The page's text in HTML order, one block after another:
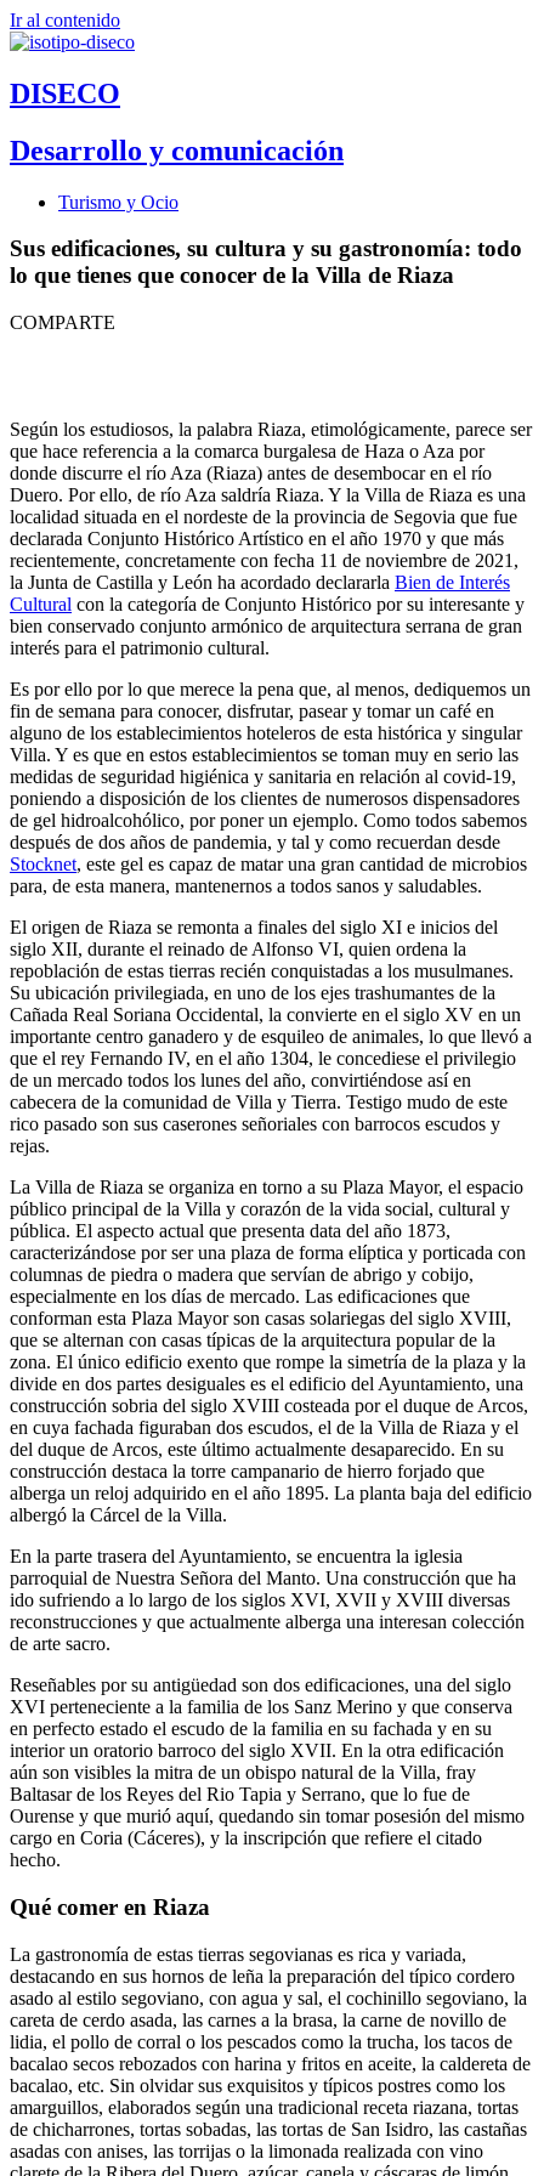
Ir al contenido
DISECO
Desarrollo y comunicación
Turismo y Ocio
Sus edificaciones, su cultura y su gastronomía: todo
lo que tienes que conocer de la Villa de Riaza
COMPARTE
Según los estudiosos, la palabra Riaza, etimológicamente, parece ser
que hace referencia a la comarca burgalesa de Haza o Aza por
donde discurre el río Aza (Riaza) antes de desembocar en el río
Duero. Por ello, de río Aza saldría Riaza. Y la Villa de Riaza es una
localidad situada en el nordeste de la provincia de Segovia que fue
declarada Conjunto Histórico Artístico en el año 1970 y que más
recientemente, concretamente con fecha 11 de noviembre de 2021,
la Junta de Castilla y León ha acordado declararla Bien de Interés
Cultural con la categoría de Conjunto Histórico por su interesante y
bien conservado conjunto armónico de arquitectura serrana de gran
interés para el patrimonio cultural.
Es por ello por lo que merece la pena que, al menos, dediquemos un
fin de semana para conocer, disfrutar, pasear y tomar un café en
alguno de los establecimientos hoteleros de esta histórica y singular
Villa. Y es que en estos establecimientos se toman muy en serio las
medidas de seguridad higiénica y sanitaria en relación al covid-19,
poniendo a disposición de los clientes de numerosos dispensadores
de gel hidroalcohólico, por poner un ejemplo. Como todos sabemos
después de dos años de pandemia, y tal y como recuerdan desde
Stocknet, este gel es capaz de matar una gran cantidad de microbios
para, de esta manera, mantenernos a todos sanos y saludables.
El origen de Riaza se remonta a finales del siglo XI e inicios del
siglo XII, durante el reinado de Alfonso VI, quien ordena la
repoblación de estas tierras recién conquistadas a los musulmanes.
Su ubicación privilegiada, en uno de los ejes trashumantes de la
Cañada Real Soriana Occidental, la convierte en el siglo XV en un
importante centro ganadero y de esquileo de animales, lo que llevó a
que el rey Fernando IV, en el año 1304, le concediese el privilegio
de un mercado todos los lunes del año, convirtiéndose así en
cabecera de la comunidad de Villa y Tierra. Testigo mudo de este
rico pasado son sus caserones señoriales con barrocos escudos y
rejas.
La Villa de Riaza se organiza en torno a su Plaza Mayor, el espacio
público principal de la Villa y corazón de la vida social, cultural y
pública. El aspecto actual que presenta data del año 1873,
caracterizándose por ser una plaza de forma elíptica y porticada con
columnas de piedra o madera que servían de abrigo y cobijo,
especialmente en los días de mercado. Las edificaciones que
conforman esta Plaza Mayor son casas solariegas del siglo XVIII,
que se alternan con casas típicas de la arquitectura popular de la
zona. El único edificio exento que rompe la simetría de la plaza y la
divide en dos partes desiguales es el edificio del Ayuntamiento, una
construcción sobria del siglo XVIII costeada por el duque de Arcos,
en cuya fachada figuraban dos escudos, el de la Villa de Riaza y el
del duque de Arcos, este último actualmente desaparecido. En su
construcción destaca la torre campanario de hierro forjado que
alberga un reloj adquirido en el año 1895. La planta baja del edificio
albergó la Cárcel de la Villa.
En la parte trasera del Ayuntamiento, se encuentra la iglesia
parroquial de Nuestra Señora del Manto. Una construcción que ha
ido sufriendo a lo largo de los siglos XVI, XVII y XVIII diversas
reconstrucciones y que actualmente alberga una interesan colección
de arte sacro.
Reseñables por su antigüedad son dos edificaciones, una del siglo
XVI perteneciente a la familia de los Sanz Merino y que conserva
en perfecto estado el escudo de la familia en su fachada y en su
interior un oratorio barroco del siglo XVII. En la otra edificación
aún son visibles la mitra de un obispo natural de la Villa, fray
Baltasar de los Reyes del Rio Tapia y Serrano, que lo fue de
Ourense y que murió aquí, quedando sin tomar posesión del mismo
cargo en Coria (Cáceres), y la inscripción que refiere el citado
hecho.
Qué comer en Riaza
La gastronomía de estas tierras segovianas es rica y variada,
destacando en sus hornos de leña la preparación del típico cordero
asado al estilo segoviano, con agua y sal, el cochinillo segoviano, la
careta de cerdo asada, las carnes a la brasa, la carne de novillo de
lidia, el pollo de corral o los pescados como la trucha, los tacos de
bacalao secos rebozados con harina y fritos en aceite, la caldereta de
bacalao, etc. Sin olvidar sus exquisitos y típicos postres como los
amarguillos, elaborados según una tradicional receta riazana, tortas
de chicharrones, tortas sobadas, las tortas de San Isidro, las castañas
asadas con anises, las torrijas o la limonada realizada con vino